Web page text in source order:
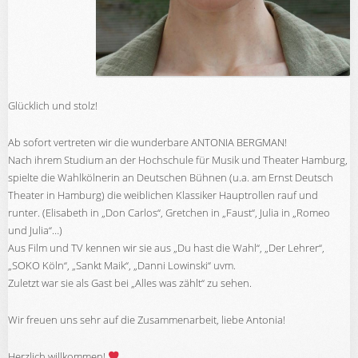
Glücklich und stolz!
Ab sofort vertreten wir die wunderbare ANTONIA BERGMAN!
Nach ihrem Studium an der Hochschule für Musik und Theater Hamburg,
spielte die Wahlkölnerin an Deutschen Bühnen (u.a. am Ernst Deutsch
Theater in Hamburg) die weiblichen Klassiker Hauptrollen rauf und
runter. (Elisabeth in „Don Carlos“, Gretchen in „Faust“, Julia in „Romeo
und Julia“…)
Aus Film und TV kennen wir sie aus „Du hast die Wahl“, „Der Lehrer“,
„SOKO Köln“, „Sankt Maik“, „Danni Lowinski“ uvm.
Zuletzt war sie als Gast bei „Alles was zählt“ zu sehen.
Wir freuen uns sehr auf die Zusammenarbeit, liebe Antonia!